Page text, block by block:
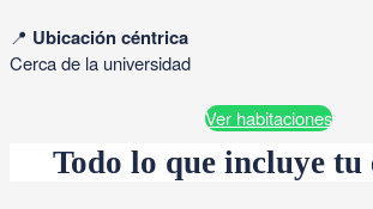
📍 Ubicación céntrica
Cerca de la universidad
Ver habitaciones
Todo lo que incluye tu